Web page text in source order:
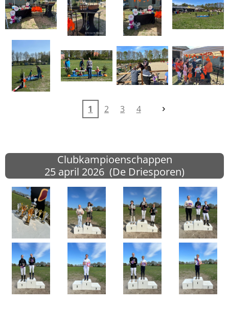
1 2 3 4
Clubkampioenschappen
25 april 2026 (De Driesporen)